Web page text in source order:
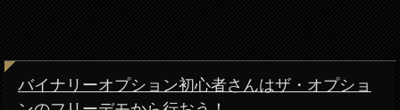
バイナリーオプション初心者さんはザ・オプショ